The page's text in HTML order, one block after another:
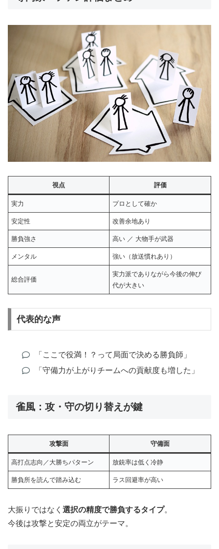
視点 評価
実力 プロとして確か
安定性 改善余地あり
勝負強さ 高い ／ 大物手が武器
メンタル 強い（放送慣れあり）
総合評価
実力派でありながら今後の伸び
代が大きい
代表的な声
「ここで役満！？って局面で決める勝負師」
「守備力が上がりチームへの貢献度も増した」
雀風：攻・守の切り替えが鍵
攻撃面 守備面
高打点志向／大勝ちパターン 放銃率は低く冷静
勝負所を読んで踏み込む ラス回避率が高い
大振りではなく 選択の精度で勝負するタイプ。
今後は攻撃と安定の両立がテーマ。